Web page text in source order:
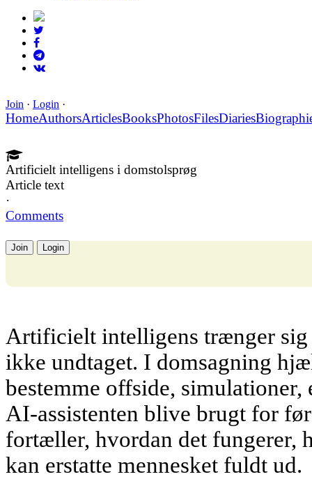
Join · Login ·
HomeAuthorsArticlesBooksPhotosFilesDiaries
Artificielt intelligens i domstolsprøg
Article text
·
Comments
Join Login
Artificielt intelligens trænger sig
ikke undtaget. I domsagning
bestemme offside,
AI-assistenten blive brugt for
fortæller, hvordan det fungerer,
kan erstatte mennesket fuldt ud.